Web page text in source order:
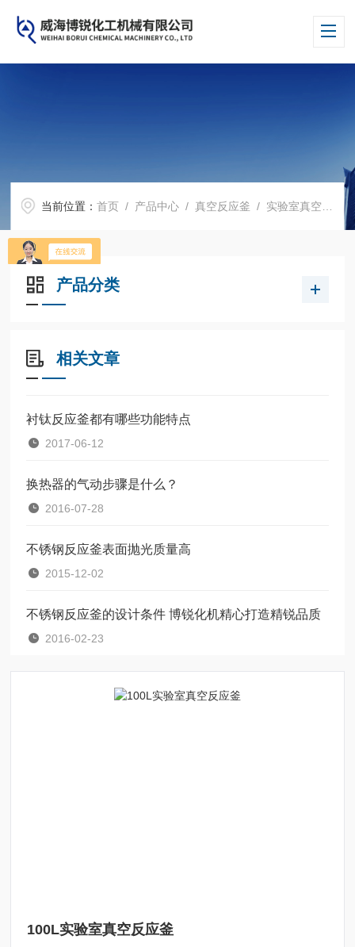
当前位置：首页 / 产品中心 /真空反应釜 / 实验室真空反应釜
产品分类
相关文章
衬钛反应釜都有哪些功能特点
2017-06-12
换热器的气动步骤是什么？
2016-07-28
不锈钢反应釜表面抛光质量高
2015-12-02
不锈钢反应釜的设计条件 博锐化机精心打造精锐品质
2016-02-23
100L实验室真空反应釜